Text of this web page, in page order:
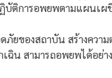
บัติการอพยพตามแผนเ
ภัยของสถาบัน สร้างควา
น สามารถอพยพได้อย่าง